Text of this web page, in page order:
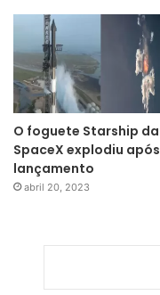
O foguete Starship da
SpaceX explodiu após
lançamento
abril 20, 2023